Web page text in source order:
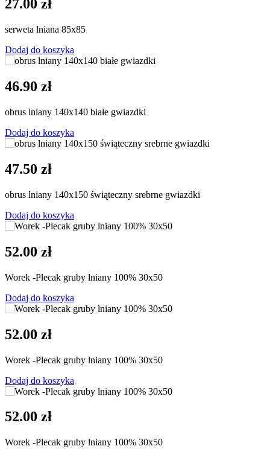
27.00 zł
serweta lniana 85x85
Dodaj do koszyka
46.90 zł
obrus lniany 140x140 białe gwiazdki
Dodaj do koszyka
47.50 zł
obrus lniany 140x150 świąteczny srebrne gwiazdki
Dodaj do koszyka
52.00 zł
Worek -Plecak gruby lniany 100% 30x50
Dodaj do koszyka
52.00 zł
Worek -Plecak gruby lniany 100% 30x50
Dodaj do koszyka
52.00 zł
Worek -Plecak gruby lniany 100% 30x50